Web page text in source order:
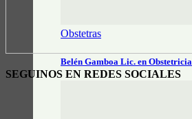
Obstetras
Belén Gamboa Lic. en Obstetricia
SEGUINOS EN REDES SOCIALES